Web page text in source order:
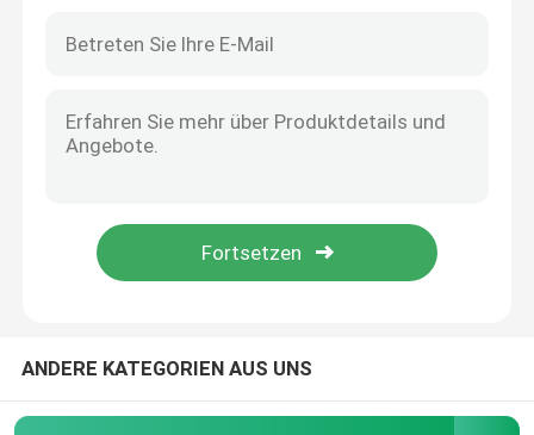
ANDERE KATEGORIEN AUS UNS